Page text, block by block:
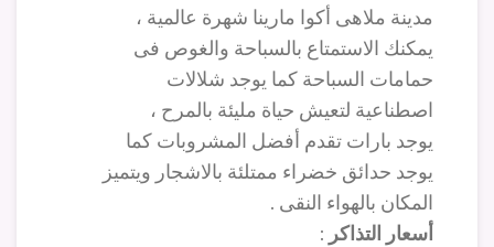
مدينة ملاهى أكوا مارينا شهرة عالمية ،
يمكنك الاستمتاع بالسباحة والغوص فى
حمامات السباحة كما يوجد شلالات
اصطناعية لتعيش حياة مليئة بالمرح ،
يوجد بارات تقدم أفضل المشروبات كما
يوجد حدائق خضراء ممتلئة بالاشجار ويتميز
المكان بالهواء النقى .
أسعار التذاكر :